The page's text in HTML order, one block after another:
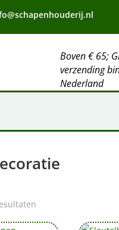
Boven € 65;
verzending
Nederland